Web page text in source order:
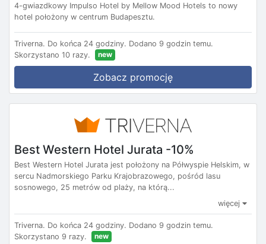
4-gwiazdkowy Impulso Hotel by Mellow Mood Hotels to nowy
hotel położony w centrum Budapesztu.
Triverna. Do końca 24 godziny. Dodano 9 godzin temu.
Skorzystano 10 razy.
new
Zobacz promocję
Best Western Hotel Jurata -10%
Best Western Hotel Jurata jest położony na Półwyspie Helskim, w
sercu Nadmorskiego Parku Krajobrazowego, pośród lasu
sosnowego, 25 metrów od plaży, na którą...
więcej
Triverna. Do końca 24 godziny. Dodano 9 godzin temu.
Skorzystano 9 razy.
new